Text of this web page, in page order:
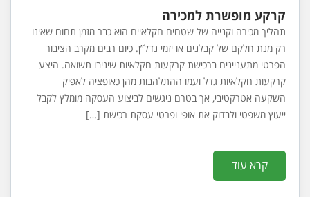
קרקע מופשרת למכירה
תהליך מכירה וקנייה של שטחים חקלאיים הוא כבר מזמן תחום שאינו
רק מנת חלקם של קבלנים או יזמי נדל”ן. כיום רבים מקרב הציבור
הפרטי מתעניינים ברכישת קרקעות חקלאיות שיניבו תשואה. היצע
קרקעות חקלאיות גדל ועמו ההתלהבות מהן כאופציה לאפיק
השקעה אטרקטיבי, אך בטרם ניגשים לביצוע העסקה מומלץ לקבל
ייעוץ משפטי ולבדוק את אופי ופרטי עסקת רכישת […]
קרא עוד